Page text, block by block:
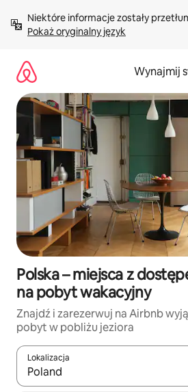
treści Pokaż oryginalny język
Wynajmij
Polska – miejsca z
na pobyt wakacyjny
Znajdź i zarezerwuj na Airbnb
pobyt w pobliżu jeziora
Lokalizacja
Gdy wyniki będą dostępne,